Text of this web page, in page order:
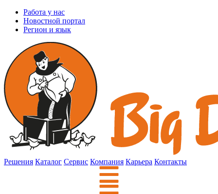
Работа у нас
Новостной портал
Регион и язык
Решения Каталог Сервис Компания Карьера Контакты